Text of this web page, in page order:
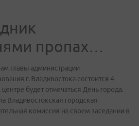
пропах…
главы администрации
г. Владивостока состоится 4
будет отмечаться День города.
Владивостокская городская
комиссия на своем заседании в